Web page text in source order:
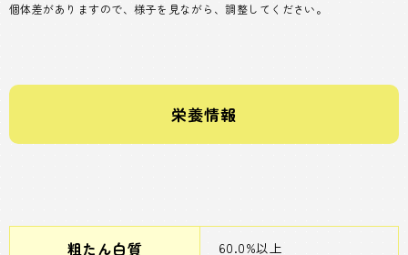
個体差がありますので、様子を見ながら、調整してください。
栄養情報
粗たん白質 60.0%以上